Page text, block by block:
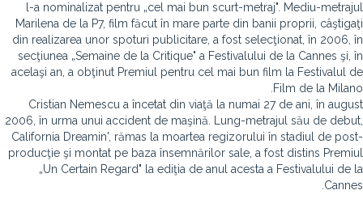
l-a nominalizat pentru „cel mai bun scurt-metraj". Mediu-metrajul
Marilena de la P7, film făcut în mare parte din banii proprii, câştigaţi
din realizarea unor spoturi publicitare, a fost selecţionat, în 2006, în
secţiunea „Semaine de la Critique" a Festivalului de la Cannes şi, în
acelaşi an, a obţinut Premiul pentru cel mai bun film la Festivalul de
Film de la Milano.
Cristian Nemescu a încetat din viaţă la numai 27 de ani, în august
2006, în urma unui accident de maşină. Lung-metrajul său de debut,
California Dreamin', rămas la moartea regizorului în stadiul de post-
producţie şi montat pe baza însemnărilor sale, a fost distins Premiul
„Un Certain Regard" la ediţia de anul acesta a Festivalului de la
Cannes.